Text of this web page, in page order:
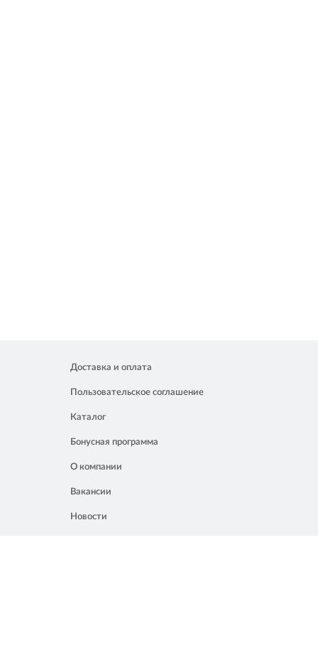
Доставка и оплата
Пользовательское соглашение
Каталог
Бонусная программа
О компании
Вакансии
Новости